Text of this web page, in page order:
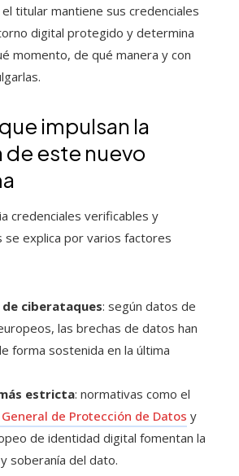
titular mantiene sus credenciales
digital protegido y determina
momento, de qué manera y con
impulsan la
este nuevo
credenciales verificables y
se explica por varios factores
ciberataques: según datos de
las brechas de datos han
forma sostenida en la última
estricta: normativas como el
de Protección de Datos y
de identidad digital fomentan la
soberanía del dato.